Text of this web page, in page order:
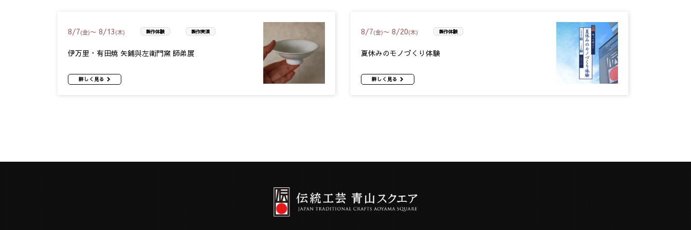
8/7(金)〜 8/13 (木) 製作体験 製作実演
伊万里・有田焼 矢鋪與左衛門窯 師弟展
詳しく見る
8/7(金)〜 8/20(木) 製作体験
夏休みのモノづくり体験
詳しく見る